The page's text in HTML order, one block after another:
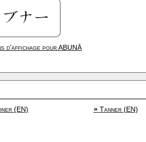
d'affichage pourABUNĀ
(EN) »Tanner (EN)